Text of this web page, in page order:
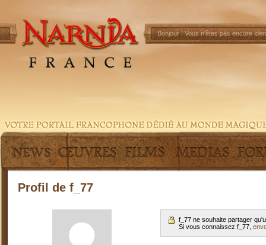
Bonjour !Vous n'êtes pas encore
Profil de f_77
f_77 ne souhaite partager
Si vous connaissez f_77,